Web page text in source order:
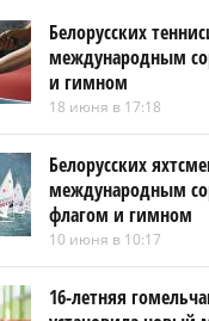
Белорусских
международным
и гимном
18 июня в 17:18
Белорусских
международным
флагом и гимном
10 июня в 10:17
16-летняя